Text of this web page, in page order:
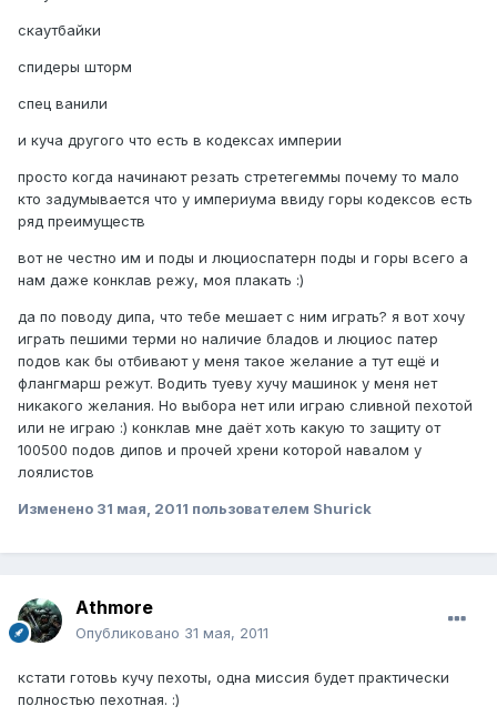
скаутбайки
спидеры шторм
спец ванили
и куча другого что есть в кодексах империи
просто когда начинают резать стретегеммы почему то мало
кто задумывается что у империума ввиду горы кодексов есть
ряд преимуществ
вот не честно им и поды и люциоспатерн поды и горы всего а
нам даже конклав режу, моя плакать :)
да по поводу дипа, что тебе мешает с ним играть? я вот хочу
играть пешими терми но наличие бладов и люциос патер
подов как бы отбивают у меня такое желание а тут ещё и
флангмарш режут. Водить туеву хучу машинок у меня нет
никакого желания. Но выбора нет или играю сливной пехотой
или не играю :) конклав мне даёт хоть какую то защиту от
100500 подов дипов и прочей хрени которой навалом у
лоялистов
Изменено 31 мая, 2011 пользователем Shurick
Athmore
Опубликовано 31 мая, 2011
кстати готовь кучу пехоты, одна миссия будет практически
полностью пехотная. :)